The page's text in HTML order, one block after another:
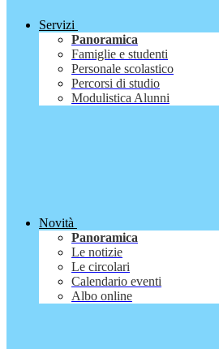
Servizi
Panoramica
Famiglie e studenti
Personale scolastico
Percorsi di studio
Modulistica Alunni
Novità
Panoramica
Le notizie
Le circolari
Calendario eventi
Albo online